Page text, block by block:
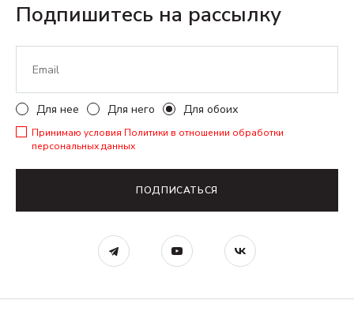
Подпишитесь на рассылку
Для нее Для него Для обоих
Принимаю условия Политики в отношении обработки
персональных данных
ПОДПИСАТЬСЯ